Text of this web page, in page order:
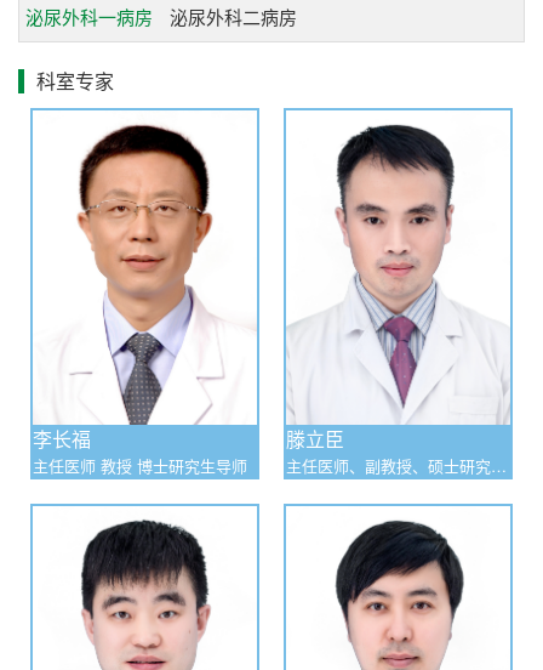
我科较早的开展了输尿管软、硬镜结合检查术，结合尿道膀
路上皮小肿瘤得到早期诊断和及时治疗。对于中晚期肿瘤我
科积极采取多学科综合治疗，减轻了痛苦，改善了患者生存
质量。精准、微创、有效和患者获益最大化是我们的一贯追
求，竭诚为每一名患者提供最优质服务。
泌尿外科一病房
泌尿外科二病房
科室专家
李长福
主任医师 教授 博士研究生导师
滕立臣
主任医师、副教授、硕士研究生